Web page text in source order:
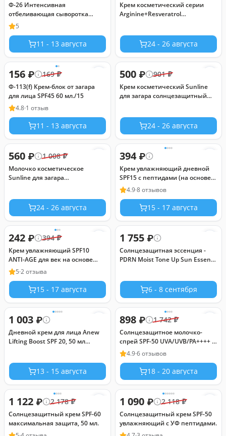
Ф-26 Интенсивная
отбеливающая сыворотка
(SPF15) с омолаживающим
действием (65 мл)/10 ***
5
11 - 13 августа
Крем косметический серии
Arginine+Resveratrol
15, 50 г
24 - 26 августа
156 ₽ 169₽
Ф-113(f) Крем-блок от загара
для лица SPF45 60 мл./15
4.8·1 отзыв
11 - 13 августа
500 ₽ 901₽
Крем косметический Sunline
для загара солнцезащитный
24 - 26 августа
560 ₽ 1 008₽
Молочко косметическое
Sunline для загара
24 - 26 августа
394₽
Крем увлажняющий дневной
SPF15 с пептидами (на основе
масла конопли)
4.9·8 отзывов
15 - 17 августа
242 ₽ 394₽
Крем увлажняющий SPF10
ANTI-AGE для век на основе
масла конопли
5·2 отзыва
15 - 17 августа
1 755 ₽
Солнцезащитная эссенция -
PDRN Moist Tone Up Sun Essence
6 - 8 сентября
1 003 ₽
Дневной крем для лица Anew
Lifting Boost SPF 20, 50 мл
13 - 15 августа
898 ₽ 1 742₽
Солнцезащитное молочко-
cпрей SPF-50 UVA/UVB/PA++++ с
гиалуроновой кислотой
4.9·6 отзывов
18 - 20 августа
1 122 ₽ 2 178₽
Солнцезащитный крем SPF-60
максимальная защита, 50 мл.
1 090 ₽ 2 118₽
Солнцезащитный крем SPF-50
увлажняющий с УФ пептидами.